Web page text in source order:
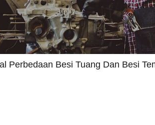
Perbedaan Besi Tuang Dan Besi